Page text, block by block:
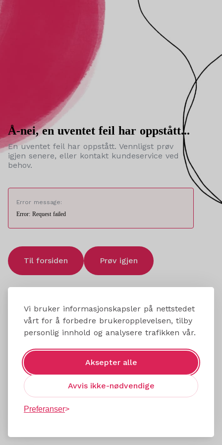
Vi bruker informasjonskapsler på nettstedet
vårt for å forbedre brukeropplevelsen, tilby
personlig innhold og analysere trafikken vår.
Aksepter alle
Avvis ikke-nødvendige
Preferanser
Å-nei, en uventet feil har oppstått...
En uventet feil har oppstått. Vennligst prøv
igjen senere, eller kontakt kundeservice ved
behov.
Error message:
Error: Request failed
Til forsiden Prøv igjen